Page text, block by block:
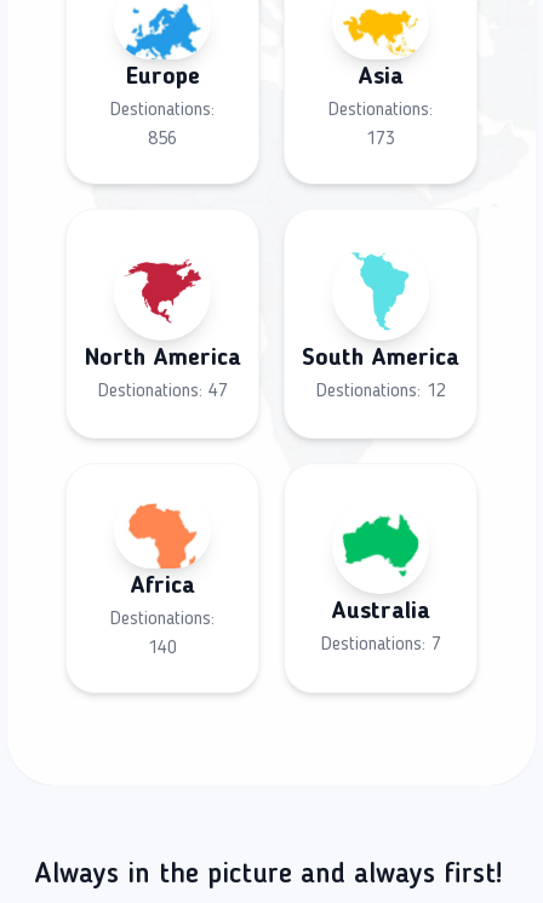
Europe
Destionations:
856
Asia
Destionations:
173
North America
Destionations: 47
South America
Destionations: 12
Africa
Destionations:
140
Australia
Destionations: 7
Always in the picture and always first!